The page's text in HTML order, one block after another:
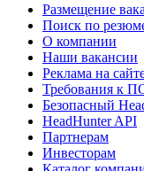
Размещение
Поиск по
О компании
Наши вакансии
Реклама на
Требования к
Безопасный
HeadHunter API
Партнерам
Инвесторам